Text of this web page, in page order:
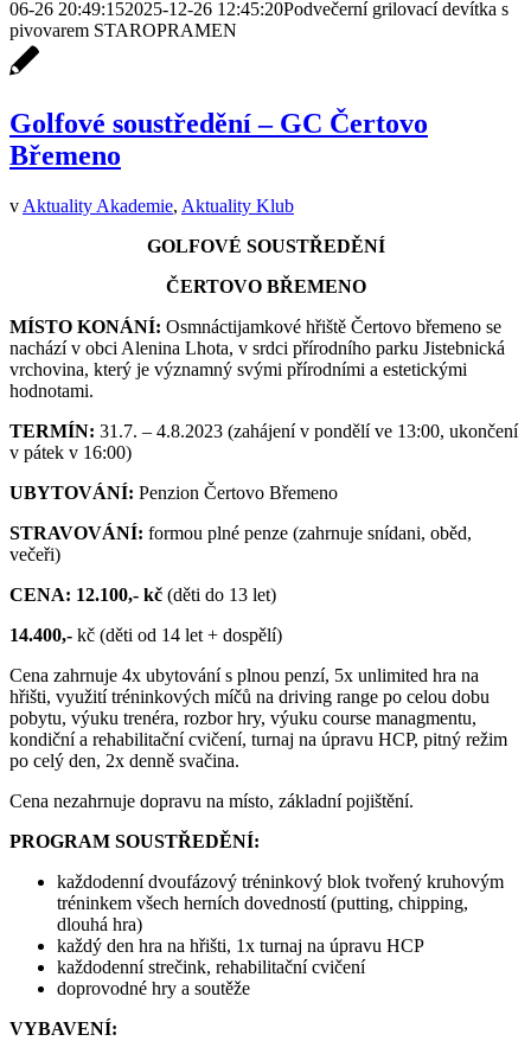
06-26 20:49:152025-12-26 12:45:20Podvečerní grilovací devítka s
pivovarem STAROPRAMEN
Golfové soustředění – GC Čertovo
Břemeno
v Aktuality Akademie, Aktuality Klub
GOLFOVÉ SOUSTŘEDĚNÍ
ČERTOVO BŘEMENO
MÍSTO KONÁNÍ: Osmnáctijamkové hřiště Čertovo břemeno se
nachází v obci Alenina Lhota, v srdci přírodního parku Jistebnická
vrchovina, který je významný svými přírodními a estetickými
hodnotami.
TERMÍN: 31.7. – 4.8.2023 (zahájení v pondělí ve 13:00, ukončení
v pátek v 16:00)
UBYTOVÁNÍ: Penzion Čertovo Břemeno
STRAVOVÁNÍ: formou plné penze (zahrnuje snídani, oběd,
večeři)
CENA: 12.100,- kč (děti do 13 let)
14.400,- kč (děti od 14 let + dospělí)
Cena zahrnuje 4x ubytování s plnou penzí, 5x unlimited hra na
hřišti, využití tréninkových míčů na driving range po celou dobu
pobytu, výuku trenéra, rozbor hry, výuku course managmentu,
kondiční a rehabilitační cvičení, turnaj na úpravu HCP, pitný režim
po celý den, 2x denně svačina.
Cena nezahrnuje dopravu na místo, základní pojištění.
PROGRAM SOUSTŘEDĚNÍ:
každodenní dvoufázový tréninkový blok tvořený kruhovým
tréninkem všech herních dovedností (putting, chipping,
dlouhá hra)
každý den hra na hřišti, 1x turnaj na úpravu HCP
každodenní strečink, rehabilitační cvičení
doprovodné hry a soutěže
VYBAVENÍ: